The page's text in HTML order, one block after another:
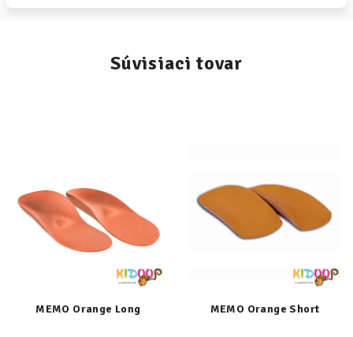
Súvisiaci tovar
MEMO Orange Long MEMO Orange Short